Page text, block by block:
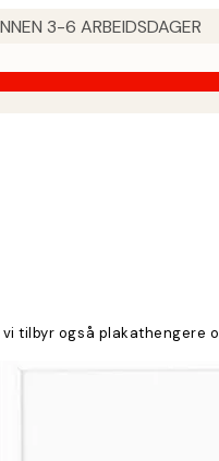
3-6 ARBEIDSDAGER
tilbyr også plakathengere